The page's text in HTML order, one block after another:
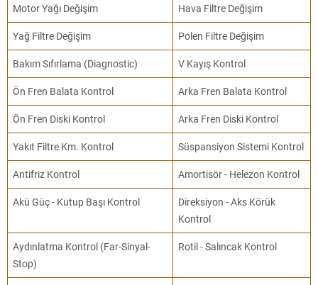
Motor Yağı Değişim Hava Filtre Değişim
Yağ Filtre Değişim Polen Filtre Değişim
Bakım Sıfırlama (Diagnostic) V Kayış Kontrol
Ön Fren Balata Kontrol Arka Fren Balata Kontrol
Ön Fren Diski Kontrol Arka Fren Diski Kontrol
Yakıt Filtre Km. Kontrol Süspansiyon Sistemi Kontrol
Antifriz Kontrol Amortisör - Helezon Kontrol
Akü Güç - Kutup Başı Kontrol
Direksiyon - Aks Körük
Kontrol
Aydınlatma Kontrol (Far-Sinyal-
Stop)
Rotil - Salıncak Kontrol